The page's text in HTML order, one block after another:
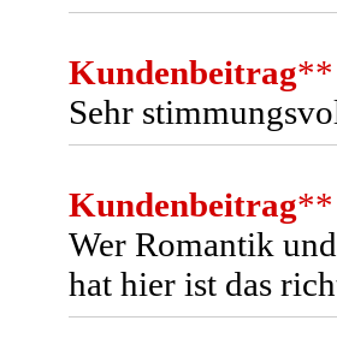
Kundenbeitrag**
Sehr
Kundenbeitrag**
Wer Romantik
hat hier ist das